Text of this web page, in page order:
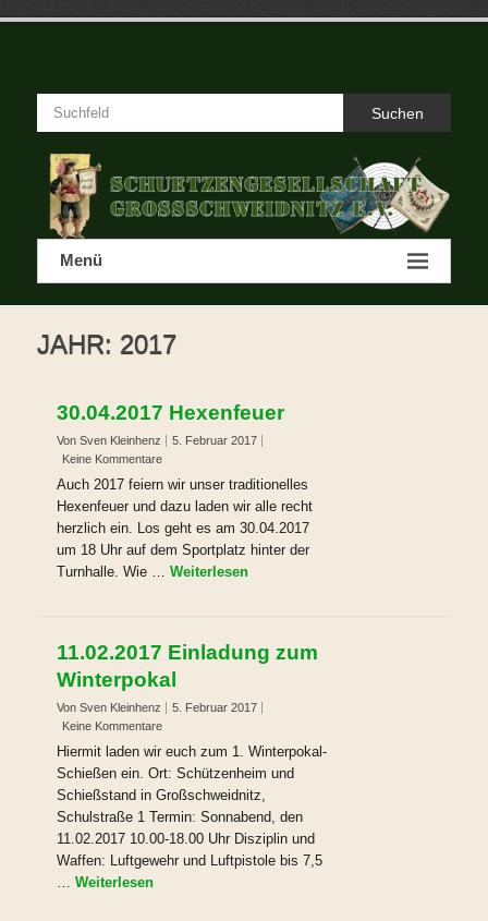
Großschweidnitz e.V.
der
Schweidnitzer
Schützen
Suchen
Menü
JAHR: 2017
30.04.2017 Hexenfeuer
Von Sven Kleinhenz
5. Februar 2017
Keine Kommentare
Auch 2017 feiern wir unser traditionelles
Hexenfeuer und dazu laden wir alle recht
herzlich ein. Los geht es am 30.04.2017
um 18 Uhr auf dem Sportplatz hinter der
Turnhalle. Wie …Weiterlesen
11.02.2017 Einladung zum
Winterpokal
Von Sven Kleinhenz
5. Februar 2017
Keine Kommentare
Hiermit laden wir euch zum 1. Winterpokal-
Schießen ein. Ort: Schützenheim und
Schießstand in Großschweidnitz,
Schulstraße 1 Termin: Sonnabend, den
11.02.2017 10.00-18.00 Uhr Disziplin und
Waffen: Luftgewehr und Luftpistole bis 7,5
…Weiterlesen